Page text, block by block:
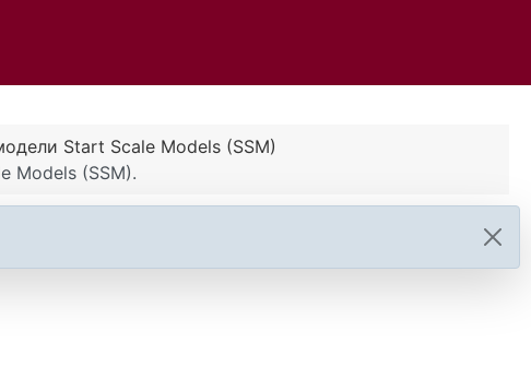
Start Scale Models (SSM)
Models (SSM).